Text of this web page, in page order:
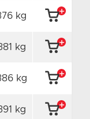
kg
kg
kg
kg